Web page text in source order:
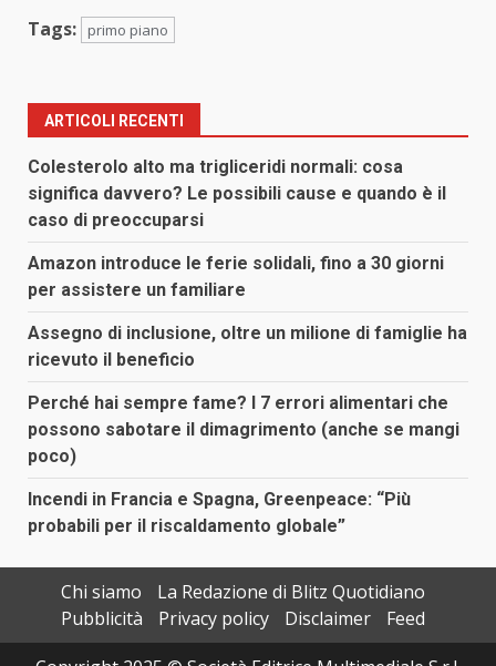
Tags: primo piano
ARTICOLI RECENTI
Colesterolo alto ma trigliceridi normali: cosa
significa davvero? Le possibili cause e quando è il
caso di preoccuparsi
Amazon introduce le ferie solidali, fino a 30 giorni
per assistere un familiare
Assegno di inclusione, oltre un milione di famiglie ha
ricevuto il beneficio
Perché hai sempre fame? I 7 errori alimentari che
possono sabotare il dimagrimento (anche se mangi
poco)
Incendi in Francia e Spagna, Greenpeace: “Più
probabili per il riscaldamento globale”
Chi siamo
La Redazione di Blitz Quotidiano
Pubblicità
Privacy policy Disclaimer
Feed